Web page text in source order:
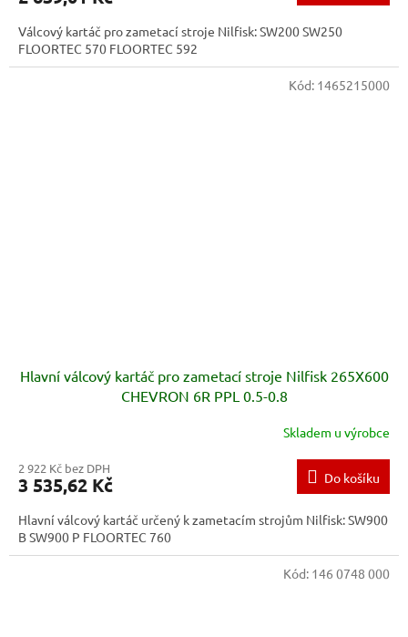
Válcový kartáč pro zametací stroje Nilfisk: SW200 SW250
FLOORTEC 570 FLOORTEC 592
Hlavní válcový kartáč pro zametací stroje Nilfisk 265X600
CHEVRON 6R PPL 0.5-0.8
Skladem u výrobce
2 922 Kč bez DPH
3 535,62 Kč Do košíku
Hlavní válcový kartáč určený k zametacím strojům Nilfisk: SW900
B SW900 P FLOORTEC 760
Kód: 1465215000
Kód: 146 0748 000